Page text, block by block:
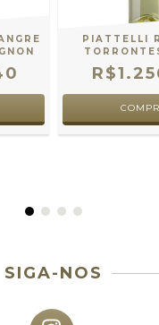
PIATTELLI
SIGA-NOS